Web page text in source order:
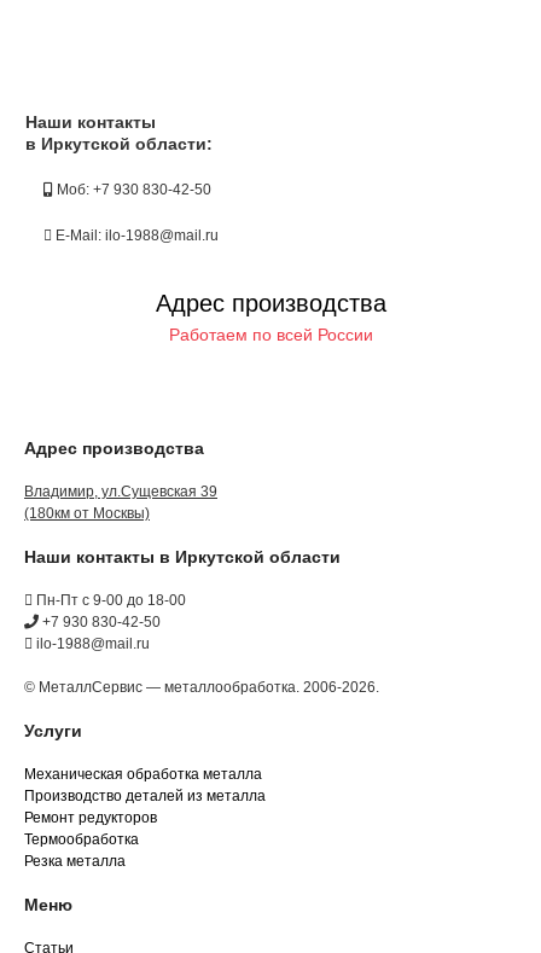
Наши контакты
в Иркутской области:
Моб: +7 930 830-42-50
E-Mail: ilo-1988@mail.ru
Адрес производства
Работаем по всей России
Адрес производства
Владимир, ул.Сущевская 39
(180км от Москвы)
Наши контакты в Иркутской области
Пн-Пт с 9-00 до 18-00
+7 930 830-42-50
ilo-1988@mail.ru
© МеталлСервис — металлообработка. 2006-2026.
Услуги
Механическая обработка металла
Производство деталей из металла
Ремонт редукторов
Термообработка
Резка металла
Меню
Статьи